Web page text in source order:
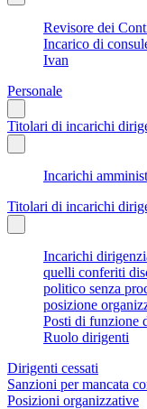
Revisore dei
Incarico di
Ivan
Personale
Titolari di incarichi
Incarichi
Titolari di incarichi
Incarichi
quelli conferiti
politico senza
posizione
Posti di funzione
Ruolo dirigenti
Dirigenti cessati
Sanzioni per mancata
Posizioni organizzative